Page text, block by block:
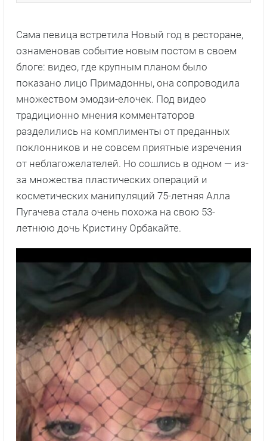
Сама певица встретила Новый год в ресторане,
ознаменовав событие новым постом в своем
блоге: видео, где крупным планом было
показано лицо Примадонны, она сопроводила
множеством эмодзи-елочек. Под видео
традиционно мнения комментаторов
разделились на комплименты от преданных
поклонников и не совсем приятные изречения
от неблагожелателей. Но сошлись в одном — из-
за множества пластических операций и
косметических манипуляций 75-летняя Алла
Пугачева стала очень похожа на свою 53-
летнюю дочь Кристину Орбакайте.